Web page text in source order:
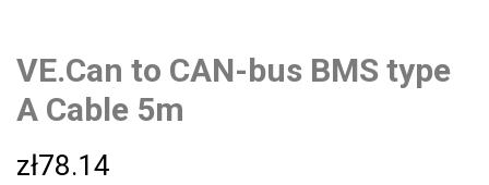
VE.Can to CAN-bus BMS type
A Cable 5m
zł78.14